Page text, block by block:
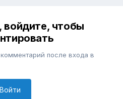
войдите, чтобы
после входа в
Войти